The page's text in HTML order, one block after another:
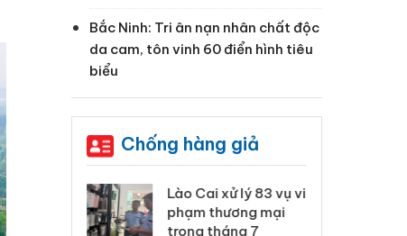
Bắc Ninh: Tri ân nạn nhân chất độc
da cam, tôn vinh 60 điển hình tiêu
biểu
Chống hàng giả
Hóa
trong vụ
buôn
Lào Cai xử lý 83 vụ vi
phạm thương mại
trong tháng 7